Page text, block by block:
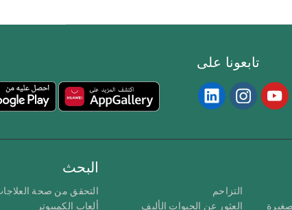
تابعونا على
البحث
التحقق من صحة
ألعاب الكمبيوتر
التزاحم
العثور عن الحيوات الأليف